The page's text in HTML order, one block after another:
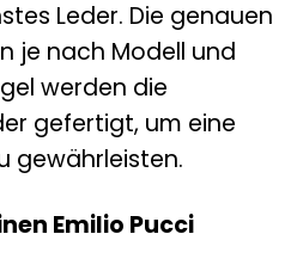
Leder. Die genauen
je nach Modell und
werden die
gefertigt, um eine
gewährleisten.
Emilio Pucci